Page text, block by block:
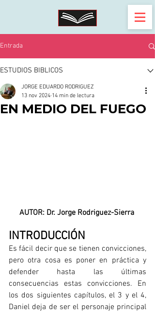
Entrada
ESTUDIOS BIBLICOS
EN MEDIO DEL FUEGO
JORGE EDUARDO RODRIGUEZ
13 nov 2024 14 min de lectura
AUTOR: Dr. Jorge Rodriguez-Sierra
INTRODUCCIÓN
Es fácil decir que se tienen convicciones,
pero otra cosa es poner en práctica y
defender hasta las últimas
consecuencias estas convicciones. En
los dos siguientes capítulos, el 3 y el 4,
Daniel deja de ser el personaje principal